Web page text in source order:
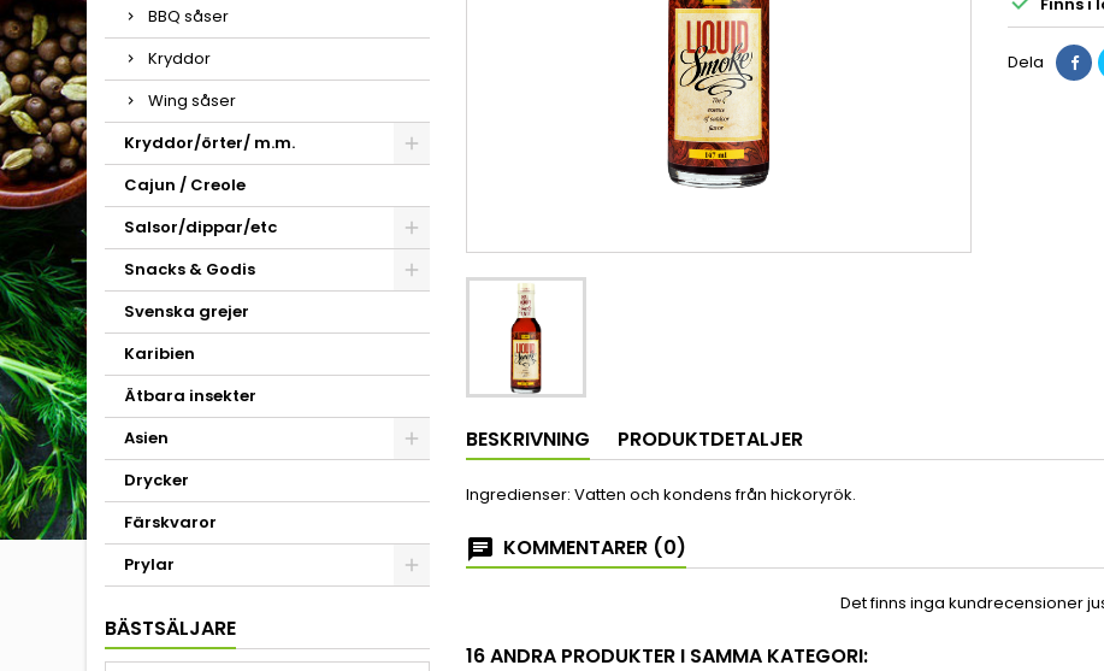
BBQ såser
Kryddor
Wing såser
Kryddor/örter/ m.m.
Cajun / Creole
Salsor/dippar/etc
Snacks & Godis
Svenska grejer
Karibien
Ätbara insekter
Asien
Drycker
Färskvaror
Prylar
BÄSTSÄLJARE
Dela
BESKRIVNING PRODUKTDETALJER
Ingredienser: Vatten och kondens från hickoryrök.
KOMMENTARER (0)
Det finns inga kundrecensioner
16 ANDRA PRODUKTER I SAMMA KATEGORI: